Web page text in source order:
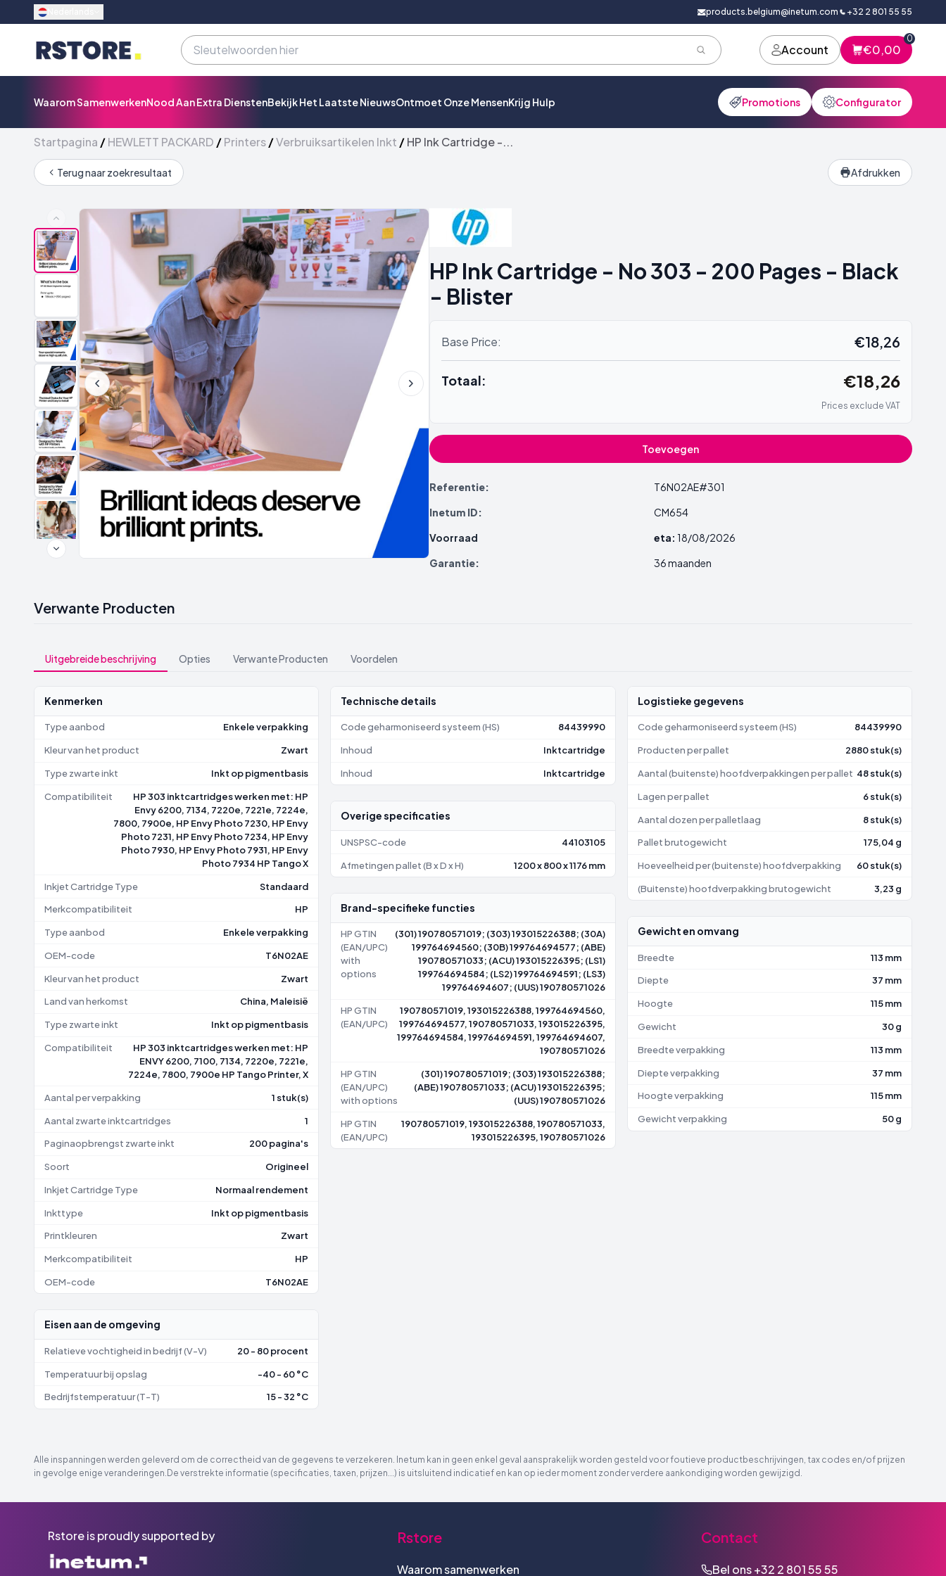
products.belgium@inetum.com +32 2 801 55 55
Account €0,00
0
Waarom SamenwerkenNood Aan Extra DienstenBekijk Het Laatste NieuwsOntmoet Onze MensenKrijg Hulp Promotions Configurator
Startpagina /HEWLETT PACKARD /Printers/Verbruiksartikelen Inkt /HP Ink Cartridge -...
Terug naar zoekresultaat Afdrukken
HP Ink Cartridge - No 303 - 200 Pages - Black
- Blister
Base Price: €18,26
Totaal: €18,26
Prices exclude VAT
Toevoegen
Referentie:
T6N02AE#301
Inetum ID:
CM654
Voorraad
eta: 18/08/2026
Garantie:
36 maanden
Verwante Producten
Uitgebreide beschrijving Opties Verwante Producten Voordelen
Kenmerken
Type aanbod Enkele verpakking
Kleur van het product Zwart
Type zwarte inkt Inkt op pigmentbasis
Compatibiliteit
HP 303 inktcartridges werken met: HP
Envy 6200, 7134, 7220e, 7221e, 7224e,
7800, 7900e, HP Envy Photo 7230, HP Envy
Photo 7231, HP Envy Photo 7234, HP Envy
Photo 7930, HP Envy Photo 7931, HP Envy
Photo 7934 HP Tango X
Inkjet Cartridge Type Standaard
Merkcompatibiliteit HP
Type aanbod Enkele verpakking
OEM-code T6N02AE
Kleur van het product Zwart
Land van herkomst China, Maleisië
Type zwarte inkt Inkt op pigmentbasis
Compatibiliteit
HP 303 inktcartridges werken met: HP
ENVY 6200, 7100, 7134, 7220e, 7221e,
7224e, 7800, 7900e HP Tango Printer, X
Aantal per verpakking 1 stuk(s)
Aantal zwarte inktcartridges 1
Paginaopbrengst zwarte inkt 200 pagina's
Soort Origineel
Inkjet Cartridge Type Normaal rendement
Inkttype Inkt op pigmentbasis
Printkleuren Zwart
Merkcompatibiliteit HP
OEM-code T6N02AE
Eisen aan de omgeving
Relatieve vochtigheid in bedrijf (V-V) 20 - 80 procent
Temperatuur bij opslag -40 - 60 °C
Bedrijfstemperatuur (T-T) 15 - 32 °C
Technische details
Code geharmoniseerd systeem (HS) 84439990
Inhoud Inktcartridge
Inhoud Inktcartridge
Overige specificaties
UNSPSC-code 44103105
Afmetingen pallet (B x D x H) 1200 x 800 x 1176 mm
Brand-specifieke functies
HP GTIN
(EAN/UPC)
with
options
(301) 190780571019; (303) 193015226388; (30A)
199764694560; (30B) 199764694577; (ABE)
190780571033; (ACU) 193015226395; (LS1)
199764694584; (LS2) 199764694591; (LS3)
199764694607; (UUS) 190780571026
HP GTIN
(EAN/UPC)
190780571019, 193015226388, 199764694560,
199764694577, 190780571033, 193015226395,
199764694584, 199764694591, 199764694607,
190780571026
HP GTIN
(EAN/UPC)
with options
(301) 190780571019; (303) 193015226388;
(ABE) 190780571033; (ACU) 193015226395;
(UUS) 190780571026
HP GTIN
(EAN/UPC)
190780571019, 193015226388, 190780571033,
193015226395, 190780571026
Logistieke gegevens
Code geharmoniseerd systeem (HS) 84439990
Producten per pallet 2880 stuk(s)
Aantal (buitenste) hoofdverpakkingen per pallet 48 stuk(s)
Lagen per pallet 6 stuk(s)
Aantal dozen per palletlaag 8 stuk(s)
Pallet brutogewicht 175,04 g
Hoeveelheid per (buitenste) hoofdverpakking 60 stuk(s)
(Buitenste) hoofdverpakking brutogewicht 3,23 g
Gewicht en omvang
Breedte 113 mm
Diepte 37 mm
Hoogte 115 mm
Gewicht 30 g
Breedte verpakking 113 mm
Diepte verpakking 37 mm
Hoogte verpakking 115 mm
Gewicht verpakking 50 g
Alle inspanningen werden geleverd om de correctheid van de gegevens te verzekeren. Inetum kan in geen enkel geval aansprakelijk worden gesteld voor foutieve productbeschrijvingen, tax codes en/of prijzen
in gevolge enige veranderingen.De verstrekte informatie (specificaties, taxen, prijzen...) is uitsluitend indicatief en kan op ieder moment zonder verdere aankondiging worden gewijzigd.
Rstore is proudly supported by Rstore
Waarom samenwerken
Contact
Bel ons+32 2 801 55 55